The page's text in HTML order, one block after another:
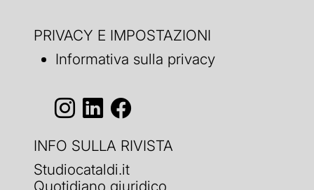
PRIVACY E IMPOSTAZIONI
Informativa sulla privacy
INFO SULLA RIVISTA
Studiocataldi.it
Quotidiano giuridico